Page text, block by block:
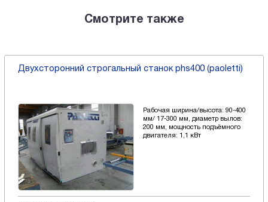
Смотрите также
Двухсторонний строгальный станок phs400 (paoletti)
Рабочая ширина/высота: 90-400
мм/ 17-300 мм, диаметр вылов:
200 мм, мощность подъёмного
двигателя: 1,1 кВт